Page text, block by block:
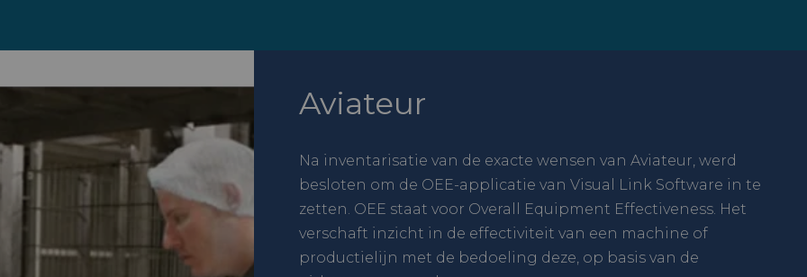
Aviateur
Na inventarisatie van de exacte wensen van Aviateur, werd
besloten om de OEE-applicatie van Visual Link Software in te
zetten. OEE staat voor Overall Equipment Effectiveness. Het
verschaft inzicht in de effectiviteit van een machine of
productielijn met de bedoeling deze, op basis van de